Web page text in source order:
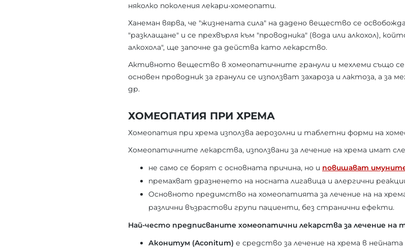
няколко поколения лекари-хомеопати.
Ханеман вярва, че "жизнената сила" на дадено вещество се
"разклащане" и се прехвърля към "проводника" (вода или алкохол),
алкохола", ще започне да действа като лекарство.
Активното вещество в хомеопатичните гранули и мехлеми също се
основен проводник за гранули се използват захароза и лактоза, а за
др.
ХОМЕОПАТИЯ ПРИ ХРЕМА
Хомеопатия при хрема използва аерозолни и таблетни форми на
Хомеопатичните лекарства, използвани за лечение на хрема имат
не само се борят с основната причина, но и повишават
премахват дразненето на носната лигавица и алергични
Основното предимство на хомеопатията за лечение на на
различни възрастови групи пациенти, без странични ефекти.
Най-често предписваните хомеопатични лекарства за лечение на
Аконитум (Aconitum) е средство за лечение на хрема в